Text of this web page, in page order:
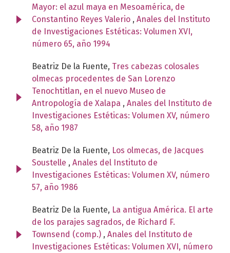
Mayor: el azul maya en Mesoamérica, de
Constantino Reyes Valerio , Anales del Instituto
de Investigaciones Estéticas: Volumen XVI,
número 65, año 1994
Beatriz De la Fuente, Tres cabezas colosales
olmecas procedentes de San Lorenzo
Tenochtitlan, en el nuevo Museo de
Antropología de Xalapa , Anales del Instituto de
Investigaciones Estéticas: Volumen XV, número
58, año 1987
Beatriz De la Fuente, Los olmecas, de Jacques
Soustelle , Anales del Instituto de
Investigaciones Estéticas: Volumen XV, número
57, año 1986
Beatriz De la Fuente, La antigua América. El arte
de los parajes sagrados, de Richard F.
Townsend (comp.) , Anales del Instituto de
Investigaciones Estéticas: Volumen XVI, número